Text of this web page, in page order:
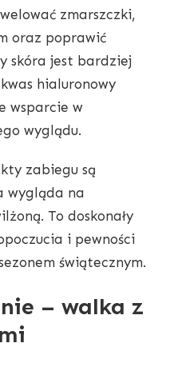
zmarszczki,
oraz poprawić
skóra jest bardziej
hialuronowy
wsparcie w
wyglądu.
zabiegu są
wygląda na
To doskonały
i pewności
świątecznym.
– walka z